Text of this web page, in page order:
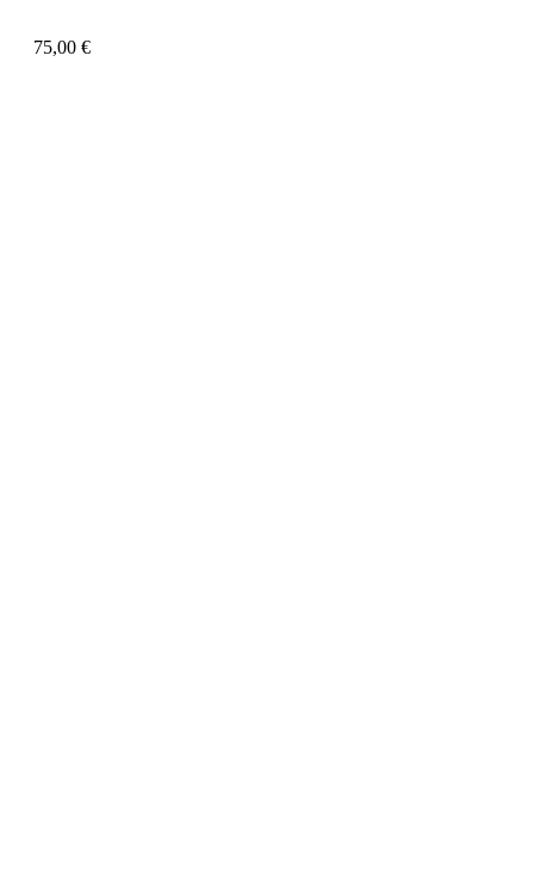
75,00 €